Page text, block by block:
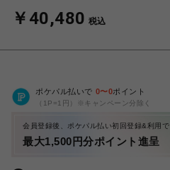
￥40,480 税込
ポケパル払いで 0〜0ポイント
（1P=1円）※キャンペーン分除く
会員登録後、ポケパル払い初回登録&利用で
最大1,500円分ポイント進呈